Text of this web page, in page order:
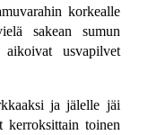
korkealle
sakean sumun
aikoivat usvapilvet
ja jälelle jäi
kerroksittain toinen